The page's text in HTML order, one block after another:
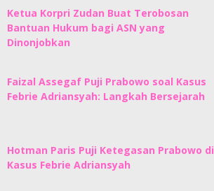
Ketua Korpri Zudan Buat Terobosan
Bantuan Hukum bagi ASN yang
Dinonjobkan
Faizal Assegaf Puji Prabowo soal Kasus
Febrie Adriansyah: Langkah Bersejarah
Hotman Paris Puji Ketegasan Prabowo di
Kasus Febrie Adriansyah